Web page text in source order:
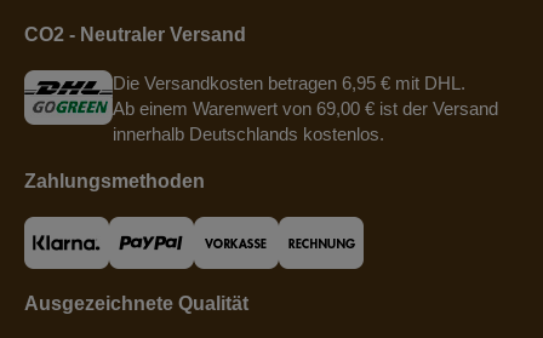
CO2 - Neutraler Versand
Die Versandkosten betragen 6,95 € mit DHL.
Ab einem Warenwert von 69,00 € ist der Versand
innerhalb Deutschlands kostenlos.
Zahlungsmethoden
Ausgezeichnete Qualität